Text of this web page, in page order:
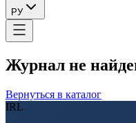
РУ
Журнал не
Вернуться в каталог
IRL